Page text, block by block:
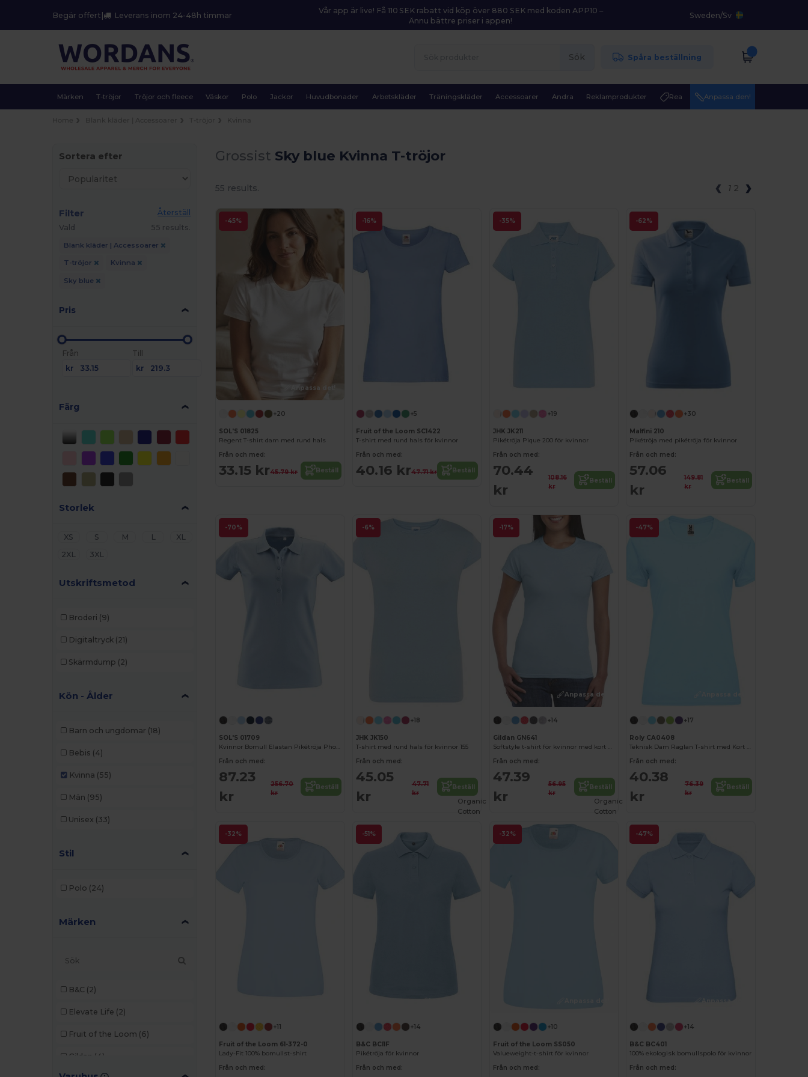
Begär offert | Leverans inom 24-48h timmar
Vår app är live! Få 110 SEK rabatt vid köp över 880 SEK med koden APP10 –
Ännu bättre priser i appen!
Sweden/Sv
Sök Spåra beställning
Märken T-tröjor Tröjor och fleece Väskor Polo Jackor Huvudbonader Arbetskläder Träningskläder Accessoarer Andra Reklamprodukter Rea Anpassa den!
Sortera efter
Filter
Återställ
Vald
55 results.
Blank kläder | Accessoarer
T-tröjor Kvinna
Sky blue
Pris
Från
kr
Till
kr
Färg
Storlek
XS S M L
XL
2XL
3XL
Utskriftsmetod
Broderi (9)
Digitaltryck (21)
Skärmdump (2)
Kön - Ålder
Barn och ungdomar (18)
Bebis (4)
Kvinna (55)
Män (95)
Unisex (33)
Stil
Polo (24)
Märken
B&C (2)
Elevate Life (2)
Fruit of the Loom (6)
Gildan (4)
Grossist Sky blue Kvinna T-tröjor
55 results. 1 2
-45%
Anpassa det!
+20
SOL'S 01825
Regent T-shirt dam med rund hals
Från och med:
33.15 kr45.79 kr Beställ
-16%
+5
Fruit of the Loom SC1422
T-shirt med rund hals för kvinnor
Från och med:
40.16 kr47.71 kr Beställ
-35%
+19
JHK JK211
Pikétröja Pique 200 för kvinnor
Från och med:
70.44
kr
108.16
kr
Beställ
-62%
+30
Malfini 210
Pikétröja med pikétröja för kvinnor
Från och med:
57.06
kr
149.81
kr
Beställ
-70%
SOL'S 01709
Kvinnor Bomull Elastan Pikétröja Phoenix
Från och med:
87.23
kr
256.70
kr
Beställ
-6%
+18
JHK JK150
T-shirt med rund hals för kvinnor 155
Från och med:
45.05
kr
47.71
kr
Beställ
-17%
Anpassa det!
+14
Gildan GN641
Softstyle t-shirt för kvinnor med kort ärm
Från och med:
47.39
kr
56.95
kr
Beställ
-47%
+17
Roly CA0408
Teknisk Dam Raglan T-shirt med Kort Ärmar
Från och med:
40.38
kr
76.39
kr
Beställ
-32%
+11
Fruit of the Loom 61-372-0
Lady-Fit 100% bomullst-shirt
Från och med:
-51%
Anpassa det!
+14
B&C BCI1F
Pikétröja för kvinnor
Från och med:
-32%
Organic
Cotton
+10
Fruit of the Loom SS050
Valueweight-t-shirt för kvinnor
Från och med:
-47%
Organic
Cotton
Anpassa det!
+14
B&C BC401
100% ekologisk bomullspolo för kvinnor
Från och med: